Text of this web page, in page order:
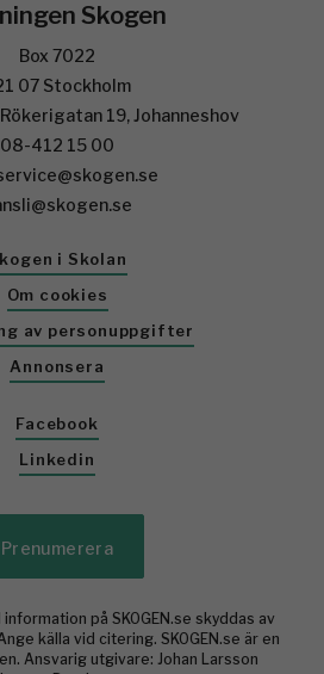
Skogen
Box 7022
07 Stockholm
19, Johanneshov
08-412 15 00
i Skolan
Om cookies
av personuppgifter
Annonsera
Facebook
Linkedin
Prenumerera
på SKOGEN.se skyddas av
källa vid citering. SKOGEN.se är en
Ansvarig utgivare: Johan Larsson